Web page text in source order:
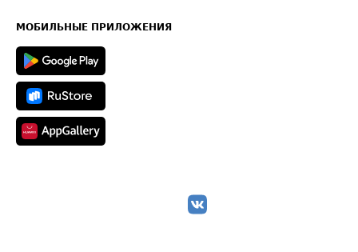
Техническая информация
МОБИЛЬНЫЕ ПРИЛОЖЕНИЯ